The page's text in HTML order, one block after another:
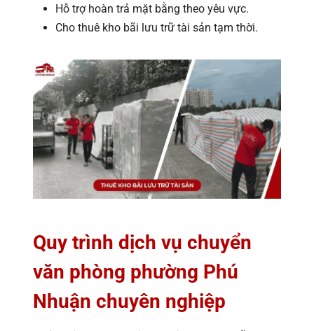
Hỗ trợ hoàn trả mặt bằng theo yêu vực.
Cho thuê kho bãi lưu trữ tài sản tạm thời.
Quy trình dịch vụ chuyển
văn phòng phường Phú
Nhuận chuyên nghiệp